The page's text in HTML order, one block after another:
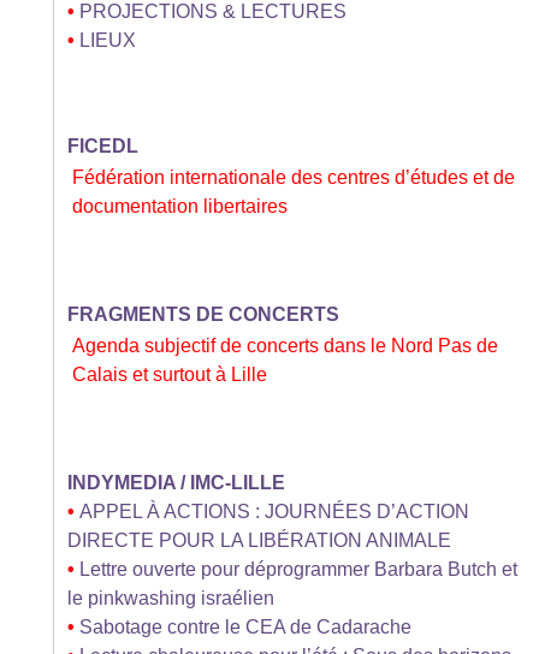
• PROJECTIONS & LECTURES
• LIEUX
FICEDL
Fédération internationale des centres d’études et de
documentation libertaires
FRAGMENTS DE CONCERTS
Agenda subjectif de concerts dans le Nord Pas de
Calais et surtout à Lille
INDYMEDIA / IMC-LILLE
•APPEL À ACTIONS : JOURNÉES D’ACTION
DIRECTE POUR LA LIBÉRATION ANIMALE
• Lettre ouverte pour déprogrammer Barbara Butch et
le pinkwashing israélien
• Sabotage contre le CEA de Cadarache